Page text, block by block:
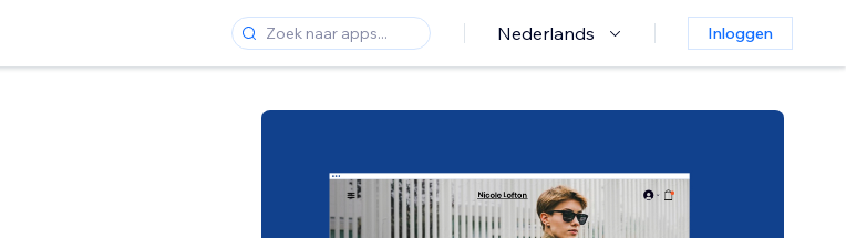
Nederlands Inloggen